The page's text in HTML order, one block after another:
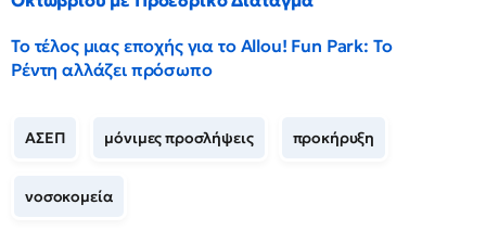
Το τέλος μιας εποχής για το Allou! Fun Park: Το
Ρέντη αλλάζει πρόσωπο
ΑΣΕΠ μόνιμες προσλήψεις προκήρυξη
νοσοκομεία